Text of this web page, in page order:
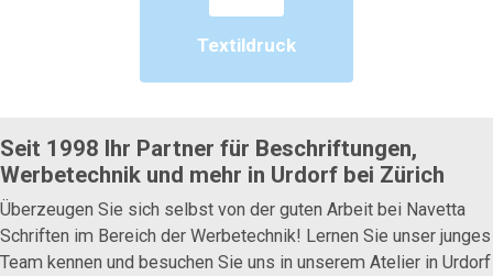
Textildruck
Seit 1998 Ihr Partner für Beschriftungen,
Werbetechnik und mehr in Urdorf bei Zürich
Überzeugen Sie sich selbst von der guten Arbeit bei Navetta
Schriften im Bereich der Werbetechnik! Lernen Sie unser junges
Team kennen und besuchen Sie uns in unserem Atelier in Urdorf